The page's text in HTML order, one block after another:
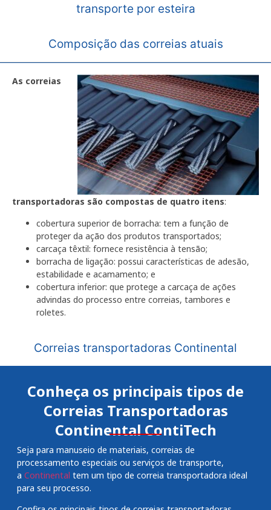
transporte por esteira
Composição das correias atuais
Correias transportadoras Continental
As correias
transportadoras são compostas de quatro itens:
cobertura superior de borracha: tem a função de
proteger da ação dos produtos transportados;
carcaça têxtil: fornece resistência à tensão;
borracha de ligação: possui características de adesão,
estabilidade e acamamento; e
cobertura inferior: que protege a carcaça de ações
advindas do processo entre correias, tambores e
roletes.
Conheça os principais tipos de
Correias Transportadoras
Continental ContiTech
Seja para manuseio de materiais, correias de
processamento especiais ou serviços de transporte,
a Continental tem um tipo de correia transportadora ideal
para seu processo.